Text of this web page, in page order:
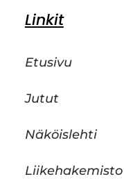
Linkit
Etusivu
Jutut
Näköislehti
Liikehakemisto